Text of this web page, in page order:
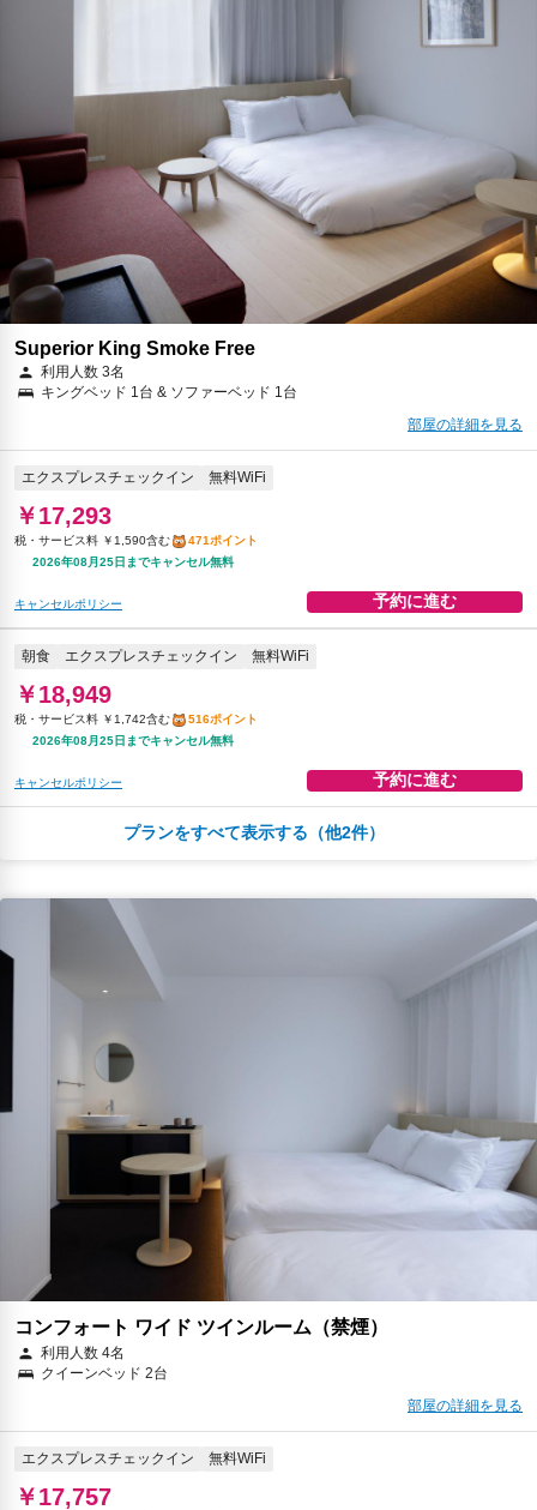
税・サービス料 ￥6,265含む
894ポイント
2026年08月23日までキャンセル無料
キャンセルポリシー
Superior King Smoke Free
利用人数 3名
キングベッド 1台 & ソファーベッド 1台
部屋の詳細を見る
エクスプレスチェックイン 無料WiFi
￥17,293
税・サービス料 ￥1,590含む
471ポイント
2026年08月25日までキャンセル無料
キャンセルポリシー 予約に進む
朝食 エクスプレスチェックイン 無料WiFi
￥18,949
税・サービス料 ￥1,742含む
516ポイント
2026年08月25日までキャンセル無料
キャンセルポリシー 予約に進む
エクスプレスチェックイン 無料WiFi
税・サービス料 ￥5,908含む
844ポイント
2026年08月23日までキャンセル無料
￥36,276
税・サービス料 ￥6,296含む
2026年08月23日までキャンセル無料
キャンセルポリシー 予約に進む
プランをすべて表示する（他2件）
コンフォート ワイド ツインルーム（禁煙）
利用人数 4名
クイーンベッド 2台
部屋の詳細を見る
エクスプレスチェックイン 無料WiFi
￥17,757